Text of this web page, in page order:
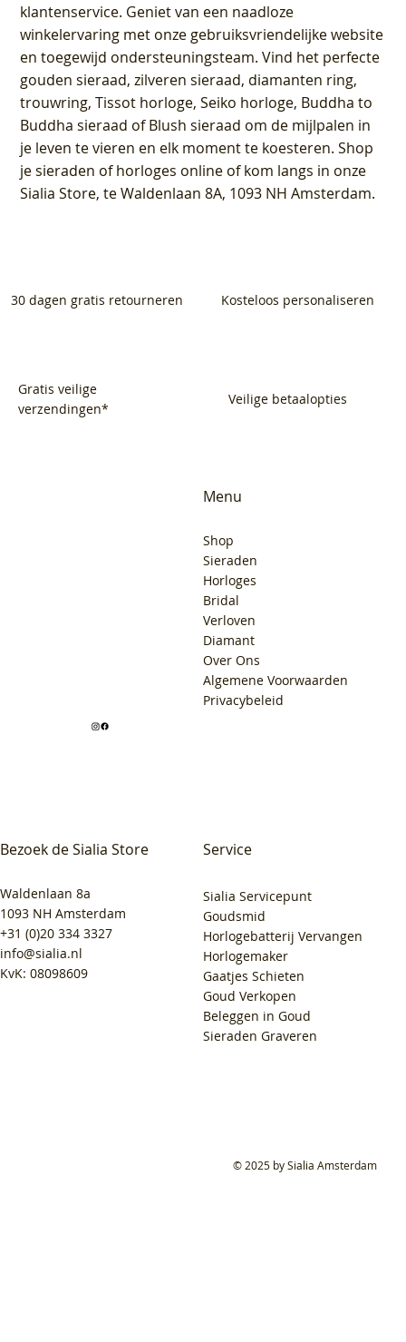
klantenservice. Geniet van een naadloze
winkelervaring met onze gebruiksvriendelijke website
en toegewijd ondersteuningsteam. Vind het perfecte
gouden sieraad, zilveren sieraad, diamanten ring,
trouwring, Tissot horloge, Seiko horloge, Buddha to
Buddha sieraad of Blush sieraad om de mijlpalen in
je leven te vieren en elk moment te koesteren. Shop
je sieraden of horloges online of kom langs in onze
Sialia Store, te Waldenlaan 8A, 1093 NH Amsterdam.
30 dagen gratis retourneren Kosteloos personaliseren
Gratis veilige
verzendingen*
Veilige betaalopties
Bezoek de Sialia Store
Waldenlaan 8a
1093 NH Amsterdam
+31 (0)20 334 3327
info@sialia.nl
KvK: 08098609
Menu
Shop
Sieraden
Horloges
Bridal
Verloven
Diamant
Over Ons
Algemene Voorwaarden
Privacybeleid
Service
Sialia Servicepunt
Goudsmid
Horlogebatterij Vervangen
Horlogemaker
Gaatjes Schieten
Goud Verkopen
Beleggen in Goud
Sieraden Graveren
© 2025 by Sialia Amsterdam